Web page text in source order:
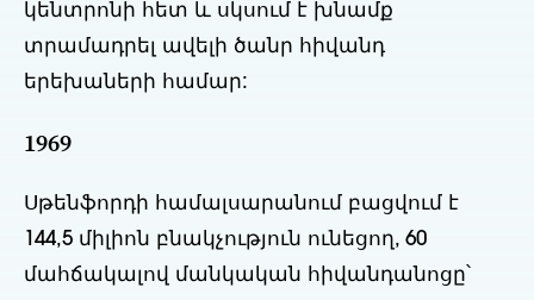
կենտրոնի հետ և սկսում է խնամք
տրամադրել ավելի ծանր հիվանդ
երեխաների համար:
1969
Սթենֆորդի համալսարանում բացվում է
144,5 միլիոն բնակչություն ունեցող, 60
մահճակալով մանկական հիվանդանոցը՝